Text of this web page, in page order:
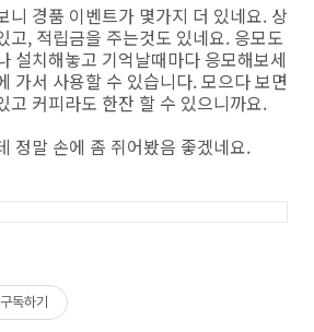
니 경품 이벤트가 몇가지 더 있네요. 상
고, 적립금을 주는것도 있네요. 응모도
설치해놓고 기억날때마다 응모해보세
가서 사용할 수 있습니다. 모으다 보면
고 커피라도 한잔 할 수 있으니까요.
정말 손에 좀 쥐어봤음 좋겠네요.
구독하기